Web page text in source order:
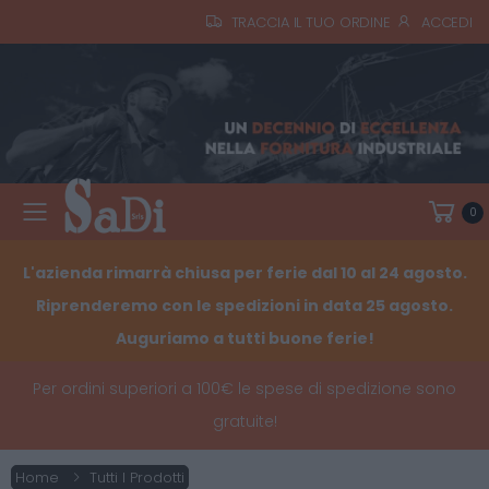
TRACCIA IL TUO ORDINE ACCEDI
Toggle mobile menu 0
L'azienda rimarrà chiusa per ferie dal 10 al 24 agosto.
Riprenderemo con le spedizioni in data 25 agosto.
Auguriamo a tutti buone ferie!
Per ordini superiori a 100€ le spese di spedizione sono
gratuite!
Home Tutti I Prodotti